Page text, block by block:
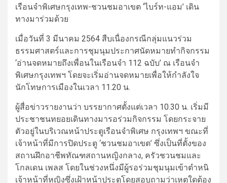
เรือนจำพิเศษกรุงเทพ-ชวนชมอาเขต ‘ไบร์ท-แอม’ เดิน
ทางมาร่วมด้วย
เมื่อวันที่ 3 มีนาคม 2564 สืบเนื่องกรณีกลุ่มแนวร่วม
ธรรมศาสตร์และการชุมนุมประกาศนัดหมายทำกิจกรรม
‘อ่านจดหมายถึงเพื่อนในเรือนจำ 112 ฉบับ’ ณ เรือนจำ
พิเศษกรุงเทพฯ โดยจะเริ่มอ่านจดหมายเพื่อให้กำลังใจ
นักโทษการเมืองในเวลา 11.20 น.
ผู้สื่อข่าวรายงานว่า บรรยากาศตั้งแต่เวลา 10.30 น. เริ่มมี
ประชาชนทยอยเดินทางมารอร่วมกิจกรรม โดยกระจาย
ตัวอยู่ในบริเวณหน้าประตูเรือนจำพิเศษ กรุงเทพฯ ขณะที่
เจ้าหน้าที่มีการปิดประตู ‘ชวนชมอาเขต’ ซึ่งเป็นที่ตั้งของ
สถานฝึกอาชีพทัณฑสถานหญิงกลาง, ครัวชวนชมและ
โกลเดน เพลส โดยในช่วงหนึ่งมีผู้รอร่วมชุมนุมเข้าตำหนิ
เจ้าหน้าที่หญิงซึ่งเฝ้าหน้าประตูโดยสอบถามว่าเหตุใดต้อง